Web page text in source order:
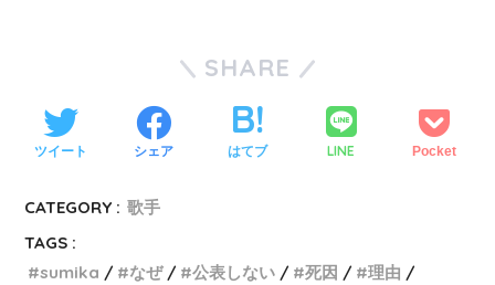
SHARE
ツイート シェア はてブ LINE Pocket
CATEGORY : 歌手
TAGS :
sumika
なぜ 公表しない 死因
理由